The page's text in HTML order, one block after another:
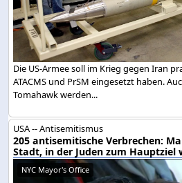
Die US-Armee soll im Krieg gegen Iran
ATACMS und PrSM eingesetzt haben.
Tomahawk werden...
USA -- Antisemitismus
205 antisemitische Verbrechen:
Stadt, in der Juden zum Hauptziel
NYC Mayor's Office